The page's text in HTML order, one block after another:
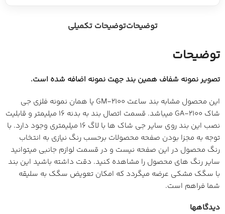
توضیحاتتوضیحات تکمیلی
توضیحات
تصویر نمونه شفاف همین بند جهت نمونه اضافه شده است.
این محصول مشابه بند ساعت GM-2100 یا همان نمونه فلزی جی
شاک GA-2100 میباشد. قسمت اتصال بند به بدنه 16 میلیمتر و قابلیت
نصب این بند روی سایر جی شاک ها با لاگ 16 میلیمتری وجود دارد. با
توجه به مجزا بودن صفحه محصولات برحسب رنگ نیازی به انتخاب
رنگ محصول در این صفحه نیست و در قسمت لوازم جانبی میتوانید
سایر رنگ های محصول را مشاهده کنید. دقت داشته باشید این بند
با سگک مشکی عرضه میگردد که امکان تعویض سگک به سلیقه
شما فراهم است.
دیدگاهها